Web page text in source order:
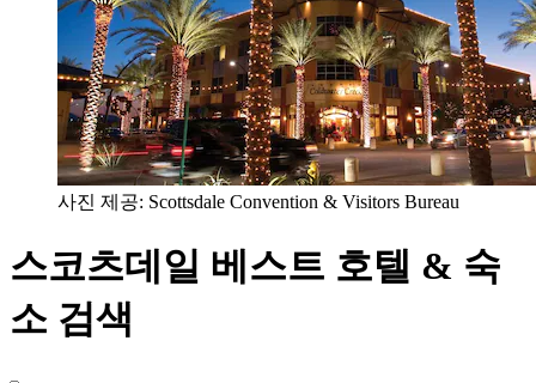
사진 제공: Scottsdale Convention & Visitors Bureau
스코츠데일 베스트 호텔 & 숙
소 검색